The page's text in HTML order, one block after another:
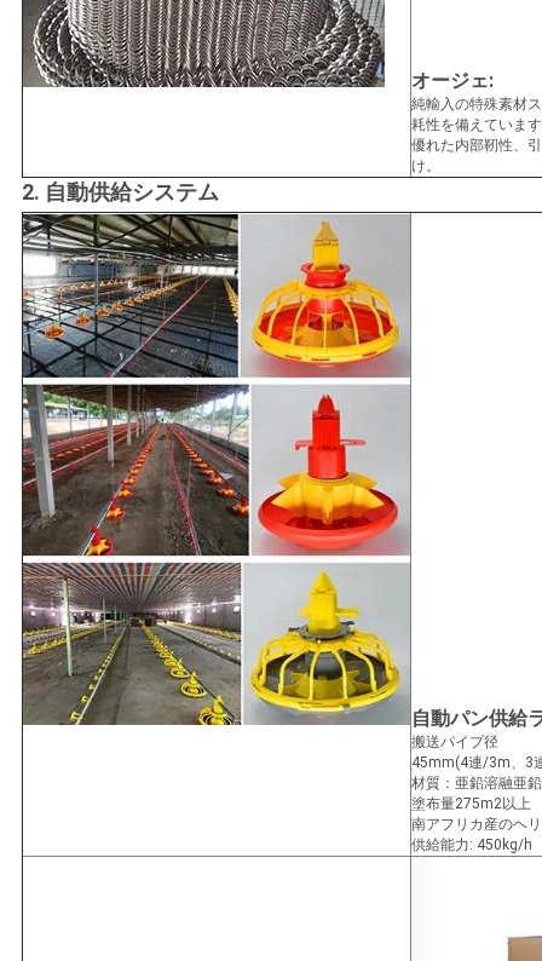
オージェ:
純輸入の特殊素材
耗性を備えていま
優れた内部靭性、
け。
2. 自動供給システム
自動パン供給
搬送パイプ径
45mm(4連/3m、3
材質：亜鉛溶融亜
塗布量275m2以上
南アフリカ産のヘ
供給能力: 450kg/h